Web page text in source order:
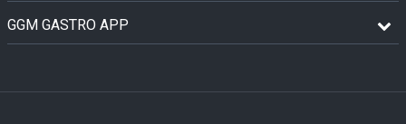
GGM GASTRO APP